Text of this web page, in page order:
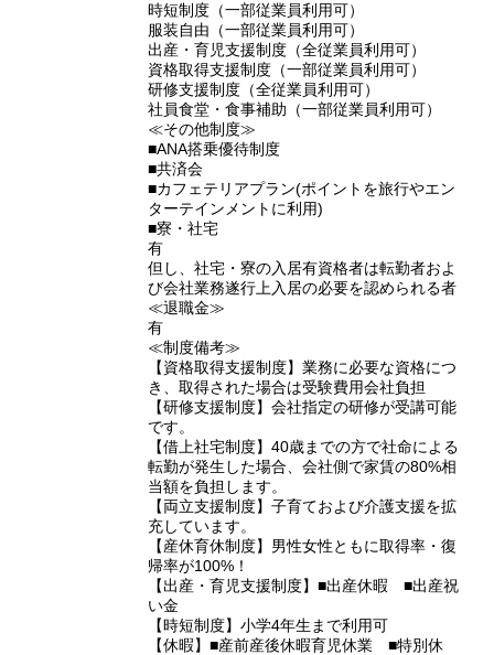
時短制度（一部従業員利用可）
服装自由（一部従業員利用可）
出産・育児支援制度（全従業員利用可）
資格取得支援制度（一部従業員利用可）
研修支援制度（全従業員利用可）
社員食堂・食事補助（一部従業員利用可）
≪その他制度≫
■ANA搭乗優待制度
■共済会
■カフェテリアプラン(ポイントを旅行やエン
ターテインメントに利用)
■寮・社宅
有
但し、社宅・寮の入居有資格者は転勤者およ
び会社業務遂行上入居の必要を認められる者
≪退職金≫
有
≪制度備考≫
【資格取得支援制度】業務に必要な資格につ
き、取得された場合は受験費用会社負担
【研修支援制度】会社指定の研修が受講可能
です。
【借上社宅制度】40歳までの方で社命による
転勤が発生した場合、会社側で家賃の80%相
当額を負担します。
【両立支援制度】子育ておよび介護支援を拡
充しています。
【産休育休制度】男性女性ともに取得率・復
帰率が100%！
【出産・育児支援制度】■出産休暇 ■出産祝
い金
【時短制度】小学4年生まで利用可
【休暇】■産前産後休暇育児休業 ■特別休